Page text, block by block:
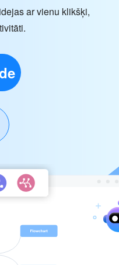
ar vienu klikšķi,